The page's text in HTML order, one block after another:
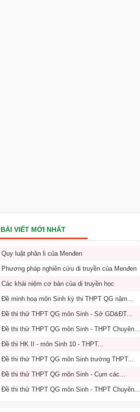
BÀI VIẾT MỚI NHẤT
Quy luật phân li của Menđen
Phương pháp nghiên cứu di truyền của Menđen
Các khái niệm cơ bản của di truyền học
Đề minh hoạ môn Sinh kỳ thi THPT QG năm...
Đề thi thử THPT QG môn Sinh - Sở GD&ĐT...
Đề thi thử THPT QG môn Sinh - THPT Chuyên...
Đề thi HK II - môn Sinh 10 - THPT...
Đề thi thử THPT QG môn Sinh trường THPT...
Đề thi thử THPT QG môn Sinh - Cụm các...
Đề thi thử THPT QG môn Sinh - THPT Chuyên...